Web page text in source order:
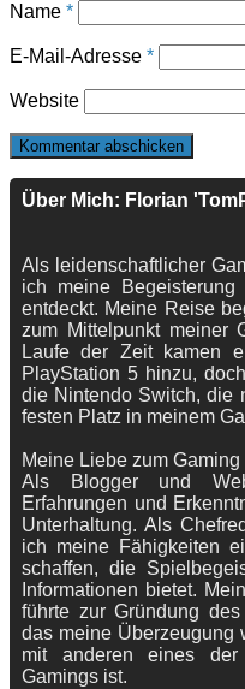
Name *
E-Mail-Adresse *
Website
Über Mich: Florian
Als leidenschaftlicher
ich meine
entdeckt. Meine Reise
zum Mittelpunkt meiner
Laufe der Zeit kamen
PlayStation 5 hinzu,
die Nintendo Switch, die
festen Platz in meinem
Meine Liebe zum
Als Blogger und
Erfahrungen und
Unterhaltung. Als
ich meine Fähigkeiten
schaffen, die
Informationen bietet.
führte zur Gründung
das meine Überzeugung
mit anderen eines der
Gamings ist.